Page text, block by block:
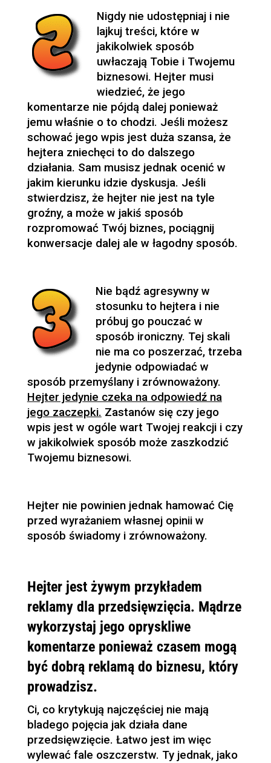
Nigdy nie udostępniaj i nie
lajkuj treści, które w
jakikolwiek sposób
uwłaczają Tobie i Twojemu
biznesowi. Hejter musi
wiedzieć, że jego
komentarze nie pójdą dalej ponieważ
jemu właśnie o to chodzi. Jeśli możesz
schować jego wpis jest duża szansa, że
hejtera zniechęci to do dalszego
działania. Sam musisz jednak ocenić w
jakim kierunku idzie dyskusja. Jeśli
stwierdzisz, że hejter nie jest na tyle
groźny, a może w jakiś sposób
rozpromować Twój biznes, pociągnij
konwersacje dalej ale w łagodny sposób.
Nie bądź agresywny w
stosunku to hejtera i nie
próbuj go pouczać w
sposób ironiczny. Tej skali
nie ma co poszerzać, trzeba
jedynie odpowiadać w
sposób przemyślany i zrównoważony.
Hejter jedynie czeka na odpowiedź na
jego zaczepki. Zastanów się czy jego
wpis jest w ogóle wart Twojej reakcji i czy
w jakikolwiek sposób może zaszkodzić
Twojemu biznesowi.
Hejter nie powinien jednak hamować Cię
przed wyrażaniem własnej opinii w
sposób świadomy i zrównoważony.
Hejter jest żywym przykładem
reklamy dla przedsięwzięcia. Mądrze
wykorzystaj jego opryskliwe
komentarze ponieważ czasem mogą
być dobrą reklamą do biznesu, który
prowadzisz.
Ci, co krytykują najczęściej nie mają
bladego pojęcia jak działa dane
przedsięwzięcie. Łatwo jest im więc
wylewać fale oszczerstw. Ty jednak, jako